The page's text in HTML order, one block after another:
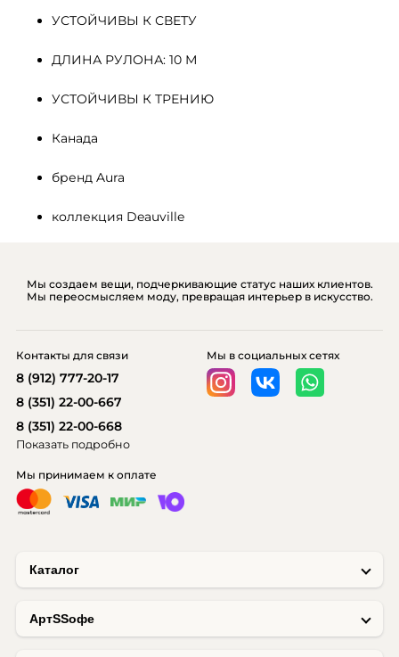
УСТОЙЧИВЫ К СВЕТУ
ДЛИНА РУЛОНА: 10 М
УСТОЙЧИВЫ К ТРЕНИЮ
Канада
бренд Aura
коллекция Deauville
Мы создаем вещи, подчеркивающие статус наших клиентов.
Мы переосмысляем моду, превращая интерьер в искусство.
Каталог
AртSSофе
Мы принимаем к оплате
Мы в социальных сетях
Контакты для связи
8 (912) 777-20-17
8 (351) 22-00-667
8 (351) 22-00-668
Показать подробно